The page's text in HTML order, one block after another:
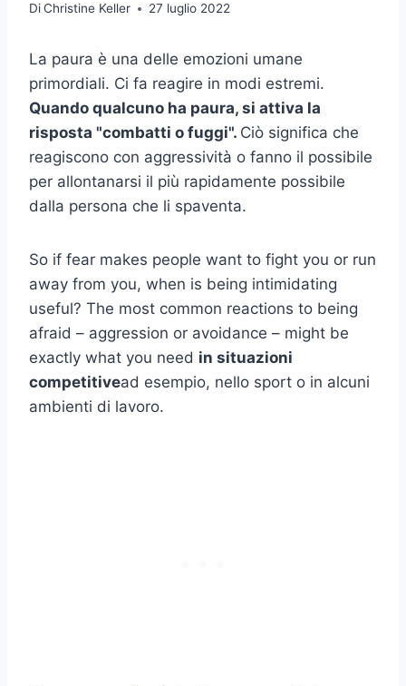
DiChristine Keller 27 luglio 2022
La paura è una delle emozioni umane
primordiali. Ci fa reagire in modi estremi.
Quando qualcuno ha paura, si attiva la
risposta "combatti o fuggi". Ciò significa che
reagiscono con aggressività o fanno il possibile
per allontanarsi il più rapidamente possibile
dalla persona che li spaventa.
So if fear makes people want to fight you or run
away from you, when is being intimidating
useful? The most common reactions to being
afraid – aggression or avoidance – might be
exactly what you need in situazioni
competitivead esempio, nello sport o in alcuni
ambienti di lavoro.